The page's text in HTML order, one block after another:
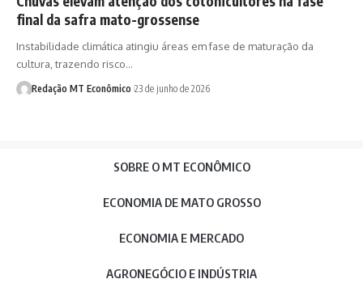
final da safra mato-grossense
Instabilidade climática atingiu áreas em fase de maturação da
cultura, trazendo risco…
Redação MT Econômico 23 de junho de 2026
SOBRE O MT ECONÔMICO
ECONOMIA DE MATO GROSSO
ECONOMIA E MERCADO
AGRONEGÓCIO E INDÚSTRIA